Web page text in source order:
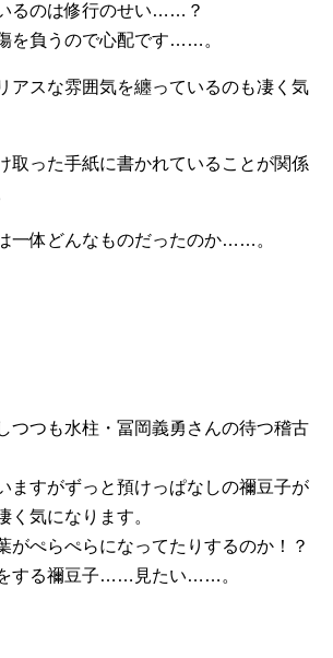
るのは修行のせい……？
を負うので心配です……。
アスな雰囲気を纏っているのも凄く気
取った手紙に書かれていることが関係
一体どんなものだったのか……。
つつも水柱・冨岡義勇さんの待つ稽古
ますがずっと預けっぱなしの禰豆子が
く気になります。
がぺらぺらになってたりするのか！？
する禰豆子……見たい……。